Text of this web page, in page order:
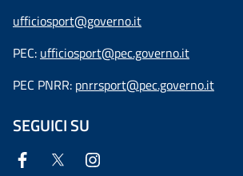
ufficiosport@governo.it
PEC: ufficiosport@pec.governo.it
PEC PNRR: pnrrsport@pec.governo.it
SEGUICI SU